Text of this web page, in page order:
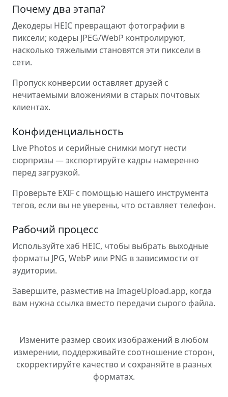
Почему два этапа?
Декодеры HEIC превращают фотографии в
пиксели; кодеры JPEG/WebP контролируют,
насколько тяжелыми становятся эти пиксели в
сети.
Пропуск конверсии оставляет друзей с
нечитаемыми вложениями в старых почтовых
клиентах.
Конфиденциальность
Live Photos и серийные снимки могут нести
сюрпризы — экспортируйте кадры намеренно
перед загрузкой.
Проверьте EXIF с помощью нашего инструмента
тегов, если вы не уверены, что оставляет телефон.
Рабочий процесс
Используйте хаб HEIC, чтобы выбрать выходные
форматы JPG, WebP или PNG в зависимости от
аудитории.
Завершите, разместив на ImageUpload.app, когда
вам нужна ссылка вместо передачи сырого файла.
Измените размер своих изображений в любом
измерении, поддерживайте соотношение сторон,
скорректируйте качество и сохраняйте в разных
форматах.